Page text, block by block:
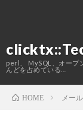
perl、 MySQL、オープ
んどを占めている…
HOME メール